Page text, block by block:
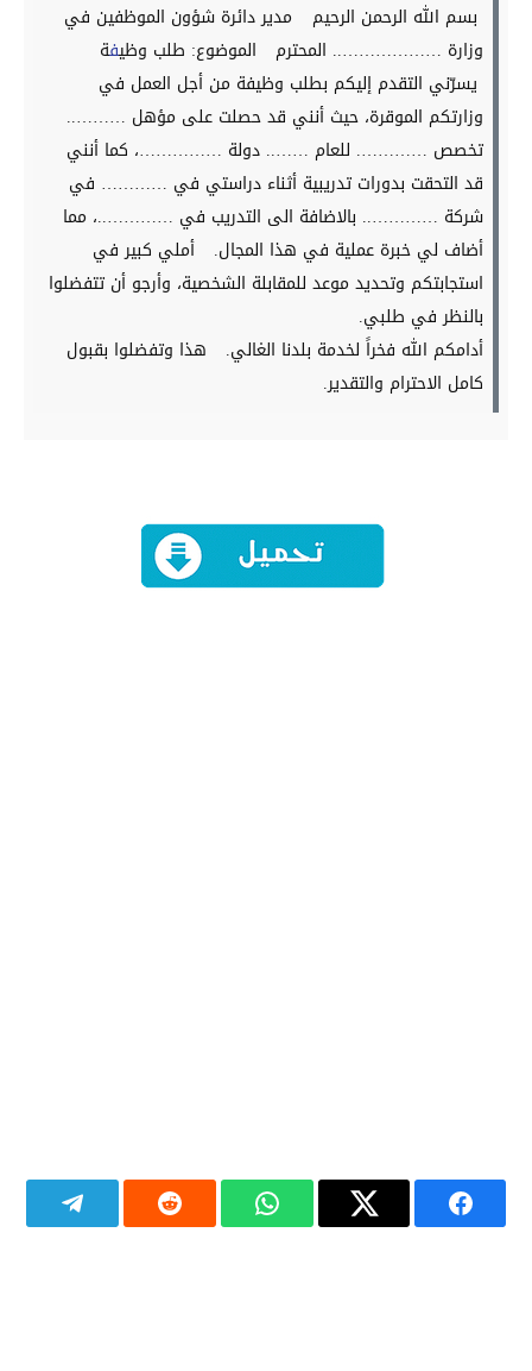
بسم الله الرحمن الرحيم
مدير دائرة شؤون الموظفين في
وزارة ……………….. المحترم
الموضوع: طلب وظيفة
يسرّني التقدم إليكم بطلب وظيفة من أجل العمل في
وزارتكم الموقرة، حيث أنني قد حصلت على مؤهل ………..
تخصص …………. للعام …….. دولة ……………، كما أنني
قد التحقت بدورات تدريبية أثناء دراستي في ………… في
شركة ………….. بالاضافة الى التدريب في …………..، مما
أضاف لي خبرة عملية في هذا المجال.
أملي كبير في
استجابتكم وتحديد موعد للمقابلة الشخصية، وأرجو أن تتفضلوا
بالنظر في طلبي.
أدامكم الله فخراً لخدمة بلدنا الغالي.
هذا وتفضلوا بقبول
كامل الاحترام والتقدير.